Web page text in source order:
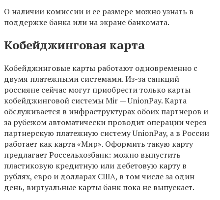
О наличии комиссии и ее размере можно узнать в
поддержке банка или на экране банкомата.
Кобейджинговая карта
Кобейджинговые карты работают одновременно с
двумя платежными системами. Из-за санкций
россияне сейчас могут приобрести только карты
кобейджинговой системы Mir — UnionPay. Карта
обслуживается в инфраструктурах обоих партнеров и
за рубежом автоматически проводит операции через
партнерскую платежную систему UnionPay, а в России
работает как карта «Мир». Оформить такую карту
предлагает Россельхозбанк: можно выпустить
пластиковую кредитную или дебетовую карту в
рублях, евро и долларах США, в том числе за один
день, виртуальные карты банк пока не выпускает.